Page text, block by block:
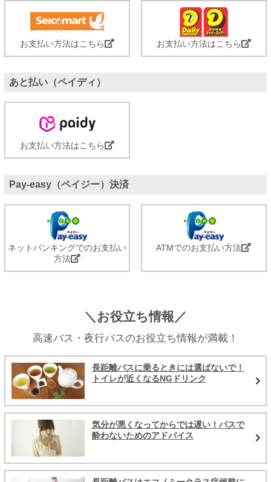
お支払い方法はこちら お支払い方法はこちら
あと払い（ペイディ）
お支払い方法はこちら
Pay-easy（ペイジー）決済
ネットバンキングでのお支払い
方法
ATMでのお支払い方法
＼お役立ち情報／
高速バス・夜行バスのお役立ち情報が満載！
長距離バスに乗るときには選ばないで！
トイレが近くなるNGドリンク
気分が悪くなってからでは遅い！バスで
酔わないためのアドバイス